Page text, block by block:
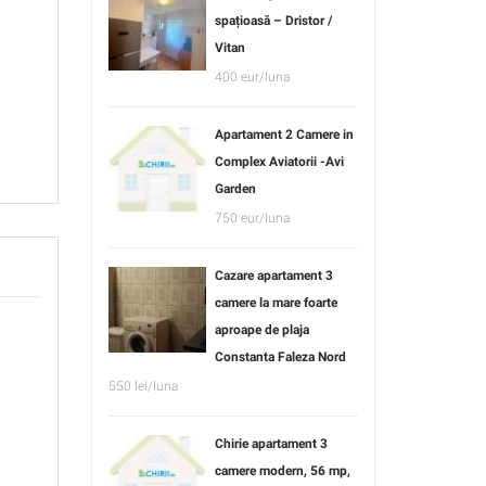
spațioasă – Dristor /
Vitan
400 eur/luna
Apartament 2 Camere in
Complex Aviatorii -Avi
Garden
750 eur/luna
Cazare apartament 3
camere la mare foarte
aproape de plaja
Constanta Faleza Nord
550 lei/luna
Chirie apartament 3
camere modern, 56 mp,